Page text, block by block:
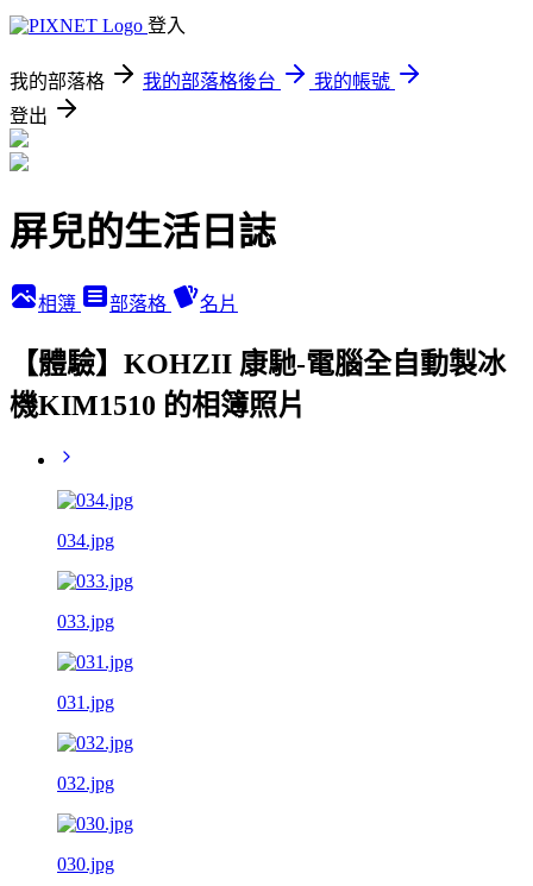
登入
我的部落格 我的部落格後台
我的帳號
登出
屏兒的生活日誌
相簿 部落格 名片
【體驗】KOHZII 康馳-電腦全自動製冰
機KIM1510 的相簿照片
034.jpg
033.jpg
031.jpg
032.jpg
030.jpg